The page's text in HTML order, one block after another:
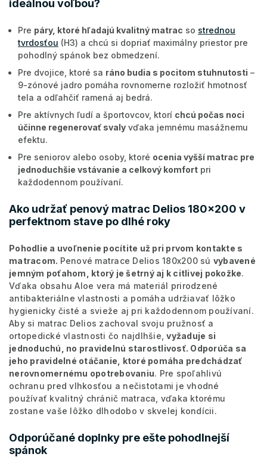
ideálnou voľbou?
Pre páry, ktoré hľadajú kvalitný matrac so strednou
tvrdosťou (H3) a chcú si dopriať maximálny priestor pre
pohodlný spánok bez obmedzení.
Pre dvojice, ktoré sa ráno budia s pocitom stuhnutosti –
9-zónové jadro pomáha rovnomerne rozložiť hmotnosť
tela a odľahčiť ramená aj bedrá.
Pre aktívnych ľudí a športovcov, ktorí chcú počas noci
účinne regenerovať svaly vďaka jemnému masážnemu
efektu.
Pre seniorov alebo osoby, ktoré ocenia vyšší matrac pre
jednoduchšie vstávanie a celkový komfort pri
každodennom používaní.
Ako udržať penový matrac Delios 180x200 v
perfektnom stave po dlhé roky
Pohodlie a uvoľnenie pocítite už pri prvom kontakte s
matracom. Penové matrace Delios 180x200 sú vybavené
jemným poťahom, ktorý je šetrný aj k citlivej pokožke.
Vďaka obsahu Aloe vera má materiál prirodzené
antibakteriálne vlastnosti a pomáha udržiavať lôžko
hygienicky čisté a svieže aj pri každodennom používaní.
Aby si matrac Delios zachoval svoju pružnosť a
ortopedické vlastnosti čo najdlhšie,vyžaduje si
jednoduchú, no pravidelnú starostlivosť. Odporúča sa
jeho pravidelné otáčanie, ktoré pomáha predchádzať
nerovnomernému opotrebovaniu. Pre spoľahlivú
ochranu pred vlhkosťou a nečistotami je vhodné
používať kvalitný chránič matraca, vďaka ktorému
zostane vaše lôžko dlhodobo v skvelej kondícii.
Odporúčané doplnky pre ešte pohodlnejší
spánok